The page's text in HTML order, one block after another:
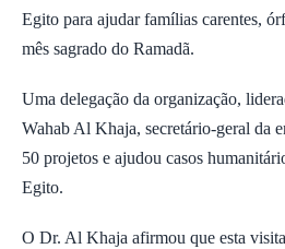
Egito para ajudar famílias carentes,
mês sagrado do Ramadã.
Uma delegação da organização,
Wahab Al Khaja, secretário-geral da
50 projetos e ajudou casos
Egito.
O Dr. Al Khaja afirmou que esta